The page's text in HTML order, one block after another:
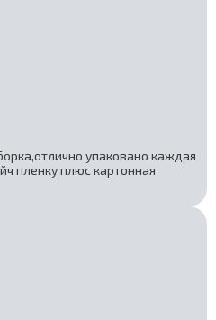
упаковано каждая
пленку плюс картонная